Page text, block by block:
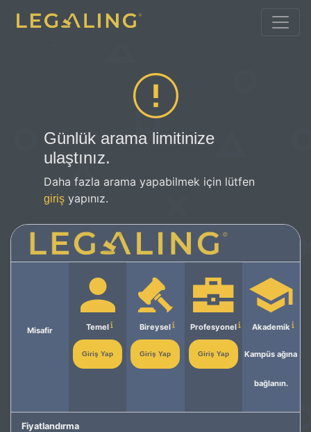
Günlük arama limitinize
ulaştınız.
Daha fazla arama yapabilmek için lütfen
giriş yapınız.
Misafir Temel
Giriş Yap
Bireysel
Giriş Yap
Profesyonel
Giriş Yap
Akademik
Kampüs ağına
bağlanın.
Fiyatlandırma